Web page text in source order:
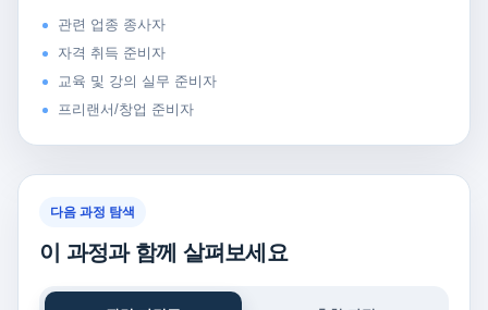
관련 업종 종사자
자격 취득 준비자
교육 및 강의 실무 준비자
프리랜서/창업 준비자
다음 과정 탐색
이 과정과 함께 살펴보세요